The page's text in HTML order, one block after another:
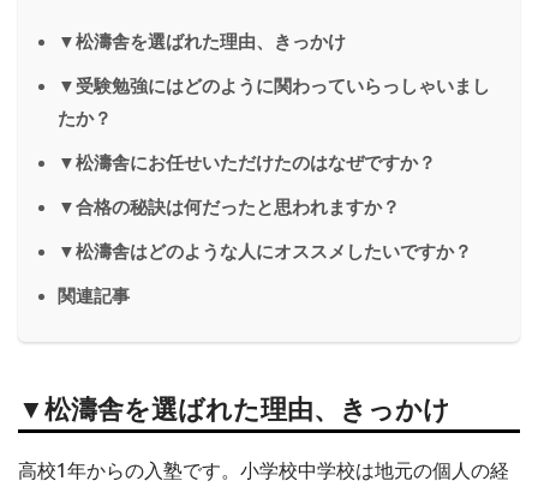
▼松濤舎を選ばれた理由、きっかけ
▼受験勉強にはどのように関わっていらっしゃいまし
たか？
▼松濤舎にお任せいただけたのはなぜですか？
▼合格の秘訣は何だったと思われますか？
▼松濤舎はどのような人にオススメしたいですか？
関連記事
▼松濤舎を選ばれた理由、きっかけ
高校1年からの入塾です。小学校中学校は地元の個人の経